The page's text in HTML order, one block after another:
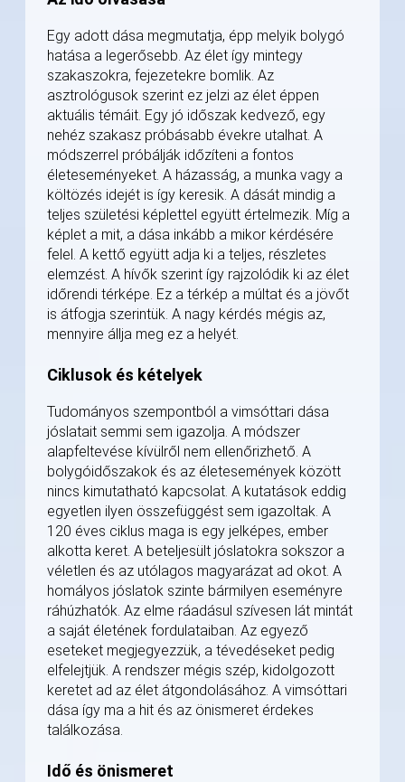
Egy adott dása megmutatja, épp melyik bolygó
hatása a legerősebb. Az élet így mintegy
szakaszokra, fejezetekre bomlik. Az
asztrológusok szerint ez jelzi az élet éppen
aktuális témáit. Egy jó időszak kedvező, egy
nehéz szakasz próbásabb évekre utalhat. A
módszerrel próbálják időzíteni a fontos
életeseményeket. A házasság, a munka vagy a
költözés idejét is így keresik. A dását mindig a
teljes születési képlettel együtt értelmezik. Míg a
képlet a mit, a dása inkább a mikor kérdésére
felel. A kettő együtt adja ki a teljes, részletes
elemzést. A hívők szerint így rajzolódik ki az élet
időrendi térképe. Ez a térkép a múltat és a jövőt
is átfogja szerintük. A nagy kérdés mégis az,
mennyire állja meg ez a helyét.
Ciklusok és kételyek
Tudományos szempontból a vimsóttari dása
jóslatait semmi sem igazolja. A módszer
alapfeltevése kívülről nem ellenőrizhető. A
bolygóidőszakok és az életesemények között
nincs kimutatható kapcsolat. A kutatások eddig
egyetlen ilyen összefüggést sem igazoltak. A
120 éves ciklus maga is egy jelképes, ember
alkotta keret. A beteljesült jóslatokra sokszor a
véletlen és az utólagos magyarázat ad okot. A
homályos jóslatok szinte bármilyen eseményre
ráhúzhatók. Az elme ráadásul szívesen lát mintát
a saját életének fordulataiban. Az egyező
eseteket megjegyezzük, a tévedéseket pedig
elfelejtjük. A rendszer mégis szép, kidolgozott
keretet ad az élet átgondolásához. A vimsóttari
dása így ma a hit és az önismeret érdekes
találkozása.
Idő és önismeret